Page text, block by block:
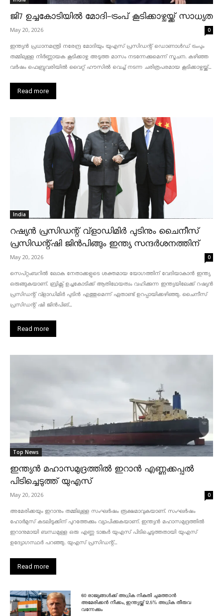
ജി7 ഉച്ചകോടിയിൽ മോദി-ട്രംപ് കൂടിക്കാഴ്ചയ്ക്ക് സാധ്യത
May 20, 2026 0
ഇന്ത്യൻ പ്രധാനമന്ത്രി നരേന്ദ്ര മോദിയും യുഎസ് പ്രസിഡന്റ് ഡൊണാൾഡ് ട്രംപും
തമ്മിലുള്ള നിർണ്ണായക കൂടിക്കാഴ്ച അടുത്ത മാസം നടന്നേക്കുമെന്ന് സൂചന. കഴിഞ്ഞ
വർഷം ഫെബ്രുവരിയിൽ വൈറ്റ് ഹൗസിൽ വെച്ച് നടന്ന ചരിത്രപരമായ കൂടിക്കാഴ്ചയ്ക്ക്...
Read more
India
റഷ്യൻ പ്രസിഡന്റ് വ്‌ളാഡിമിർ പുടിനും ചൈനീസ്
പ്രസിഡന്റ്ഷി ജിൻപിങ്ങും ഇന്ത്യ സന്ദർശനത്തിന്
May 20, 2026 0
സെപ്റ്റംബറിൽ ലോക നേതാക്കളുടെ ശക്തമായ യോഗത്തിന് വേദിയാകാൻ ഇന്ത്യ
ഒരുങ്ങുകയാണ്. ബ്രിക്സ് ഉച്ചകോടിക്ക് ആതിഥേയത്വം വഹിക്കുന്ന ഇന്ത്യയിലേക്ക് റഷ്യൻ
പ്രസിഡന്റ് വ്‌ളാഡിമിർ പുടിൻ എത്തുമെന്ന് ഏതാണ്ട് ഉറപ്പായിക്കഴിഞ്ഞു. ചൈനീസ്
പ്രസിഡന്റ് ഷി ജിൻപിങ്...
Read more
Top News
ഇന്ത്യൻ മഹാസമുദ്രത്തിൽ ഇറാൻ എണ്ണക്കപ്പൽ
പിടിച്ചെടുത്ത് യുഎസ്
May 20, 2026 0
അമേരിക്കയും ഇറാനും തമ്മിലുള്ള സംഘർഷം രൂക്ഷമാവുകയാണ്. സംഘർഷം
ഹോർമുസ് കടലിടുക്കിന് പുറത്തേക്കും വ്യാപിക്കുകയാണ്. ഇന്ത്യൻ മഹാസമുദ്രത്തിൽ
ഇറാനുമായി ബന്ധമുള്ള ഒരു എണ്ണ ടാങ്കർ യുഎസ് പിടിച്ചെടുത്തതായി യുഎസ്
ഉദ്യോഗസ്ഥർ പറഞ്ഞു. യുഎസ് പ്രസിഡന്റ്...
Read more
60 രാജ്യങ്ങൾക്ക് അധിക നികുതി ചുമത്താൻ
അമേരിക്കൻ നീക്കം, ഇന്ത്യയ്ക്ക് 12.5% അധിക തീരുവ
വന്നേക്കും